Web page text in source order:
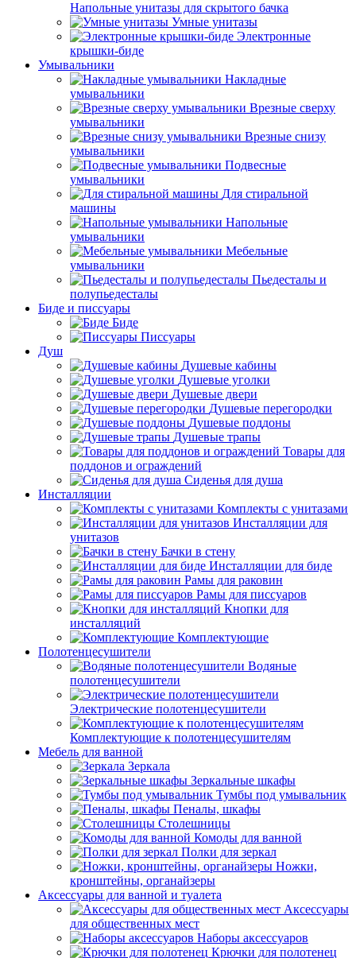
Напольные унитазы для скрытого бачка
Умные унитазы
Электронные
крышки-биде
Умывальники
Накладные
умывальники
Врезные сверху
умывальники
Врезные снизу
умывальники
Подвесные
умывальники
Для стиральной
машины
Напольные
умывальники
Мебельные
умывальники
Пьедесталы и
полупьедесталы
Биде и писсуары
Биде
Писсуары
Душ
Душевые кабины
Душевые уголки
Душевые двери
Душевые перегородки
Душевые поддоны
Душевые трапы
Товары для
поддонов и ограждений
Сиденья для душа
Инсталляции
Комплекты с унитазами
Инсталляции для
унитазов
Бачки в стену
Инсталляции для биде
Рамы для раковин
Рамы для писсуаров
Кнопки для
инсталляций
Комплектующие
Полотенцесушители
Водяные
полотенцесушители
Электрические полотенцесушители
Комплектующие к полотенцесушителям
Мебель для ванной
Зеркала
Зеркальные шкафы
Тумбы под умывальник
Пеналы, шкафы
Столешницы
Комоды для ванной
Полки для зеркал
Ножки,
кронштейны, органайзеры
Аксессуары для ванной и туалета
Аксессуары
для общественных мест
Наборы аксессуаров
Крючки для полотенец